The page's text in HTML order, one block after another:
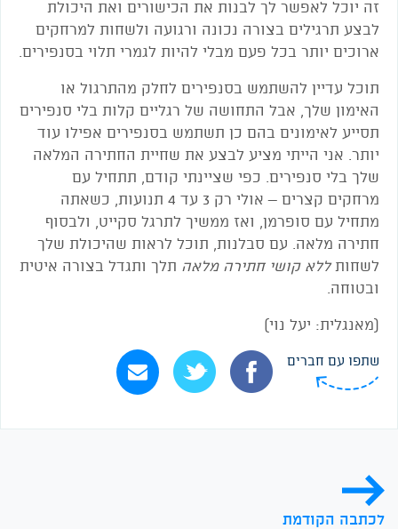
זה יוכל לאפשר לך לבנות את הכישורים ואת היכולת
לבצע תרגילים בצורה נכונה ורגועה ולשחות למרחקים
ארוכים יותר בכל פעם מבלי להיות לגמרי תלוי בסנפירים.
תוכל עדיין להשתמש בסנפירים לחלק מהתרגול או
האימון שלך, אבל התחושה של רגליים קלות בלי סנפירים
תסייע לאימונים בהם כן תשתמש בסנפירים אפילו עוד
יותר. אני הייתי מציע לבצע את שחיית החתירה המלאה
שלך בלי סנפירים. כפי שציינתי קודם, תתחיל עם
מרחקים קצרים – אולי רק 3 עד 4 תנועות, כשאתה
מתחיל עם סופרמן, ואז ממשיך לתרגל סקייט, ולבסוף
חתירה מלאה. עם סבלנות, תוכל לראות שהיכולת שלך
לשחותללא קושי חתירה מלאה תלך ותגדל בצורה איטית
ובטוחה.
(מאנגלית: יעל נוי)
שתפו עם חברים
לכתבה הקודמת